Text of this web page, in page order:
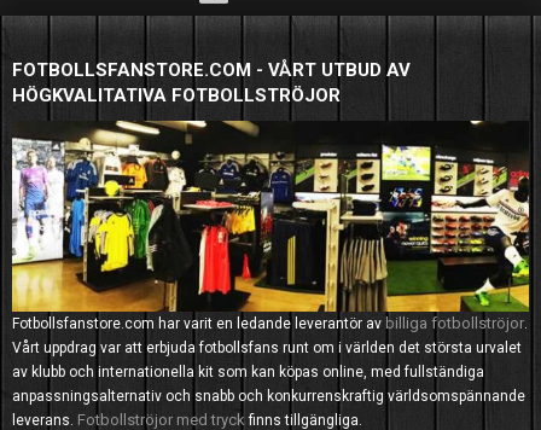
FOTBOLLSFANSTORE.COM - VÅRT UTBUD AV
HÖGKVALITATIVA FOTBOLLSTRÖJOR
Fotbollsfanstore.com har varit en ledande leverantör av billiga fotbollströjor
Vårt uppdrag var att erbjuda fotbollsfans runt om i världen det största urvalet
av klubb och internationella kit som kan köpas online, med fullständiga
anpassningsalternativ och snabb och konkurrenskraftig världsomspännande
leverans. Fotbollströjor med tryck finns tillgängliga.